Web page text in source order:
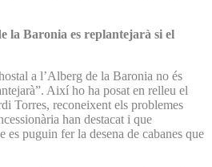
la Baronia es replantejarà si el
a l’Alberg de la Baronia no és
Així ho ha posat en relleu el
Torres, reconeixent els problemes
han destacat i que
es puguin fer la desena de cabanes que